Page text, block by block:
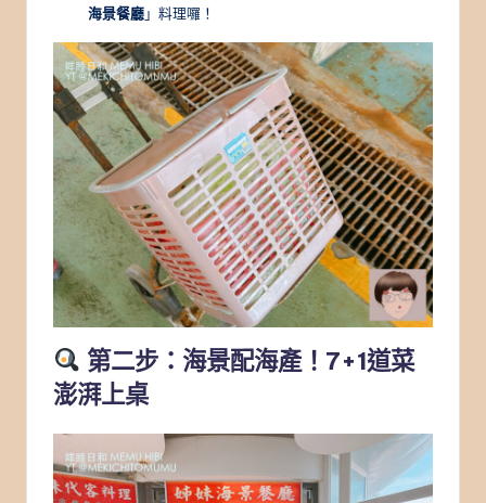
海景餐廳」料理囉！
第二步：海景配海產！7+1道菜
澎湃上桌